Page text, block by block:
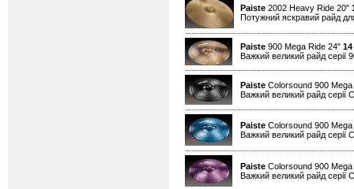
Paiste 2002 Heavy Ride 20"
Потужний яскравий райд
Paiste 900 Mega Ride 24" 14
Важкий великий райд серії
Paiste Colorsound 900
Важкий великий райд серії
Paiste Colorsound 900
Важкий великий райд серії
Paiste Colorsound 900
Важкий великий райд серії